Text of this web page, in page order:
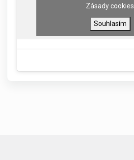
Zásady cookies
Souhlasím